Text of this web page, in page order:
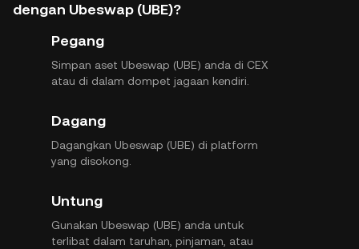
dengan Ubeswap (UBE)?
Pegang
Simpan aset Ubeswap (UBE) anda di CEX
atau di dalam dompet jagaan kendiri.
Dagang
Dagangkan Ubeswap (UBE) di platform
yang disokong.
Untung
Gunakan Ubeswap (UBE) anda untuk
terlibat dalam taruhan, pinjaman, atau